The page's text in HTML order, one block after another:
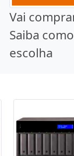
Vai
Saiba
escolha